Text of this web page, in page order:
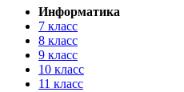
Информатика
7 класс
8 класс
9 класс
10 класс
11 класс